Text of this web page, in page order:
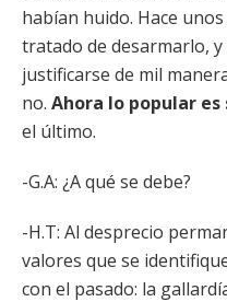
habían huido. Hace
tratado de desarmarlo,
justificarse de mil
no. Ahora lo popular es
el último.
-G.A: ¿A qué se debe?
-H.T: Al desprecio
valores que se
con el pasado: la